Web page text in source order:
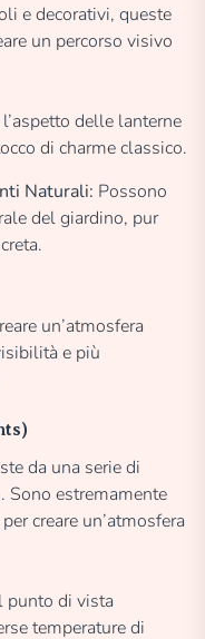
e decorativi, queste
un percorso visivo
delle lanterne
di charme classico.
Naturali: Possono
del giardino, pur
un’atmosfera
e più
da una serie di
Sono estremamente
creare un’atmosfera
punto di vista
temperature di